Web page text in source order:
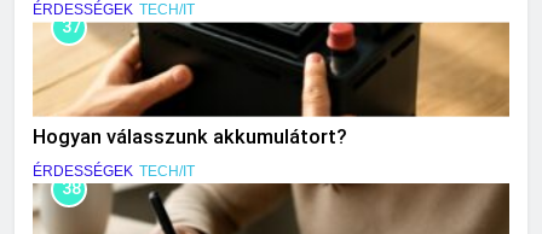
ÉRDESSÉGEK TECH/IT
37
Hogyan válasszunk akkumulátort?
ÉRDESSÉGEK TECH/IT
38